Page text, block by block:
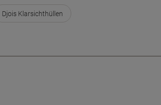
Djois Klarsichthüllen